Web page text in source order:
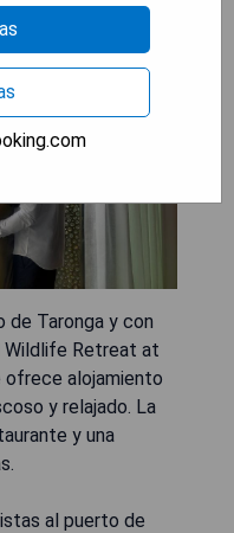
de Taronga y con
Wildlife Retreat at
ofrece alojamiento
y relajado. La
y una
al puerto de